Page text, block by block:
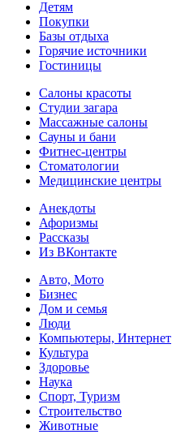
Детям
Покупки
Базы отдыха
Горячие источники
Гостиницы
Салоны красоты
Студии загара
Массажные салоны
Сауны и бани
Фитнес-центры
Стоматологии
Медицинские центры
Анекдоты
Афоризмы
Рассказы
Из ВКонтакте
Авто, Мото
Бизнес
Дом и семья
Люди
Компьютеры, Интернет
Культура
Здоровье
Наука
Спорт, Туризм
Строительство
Животные